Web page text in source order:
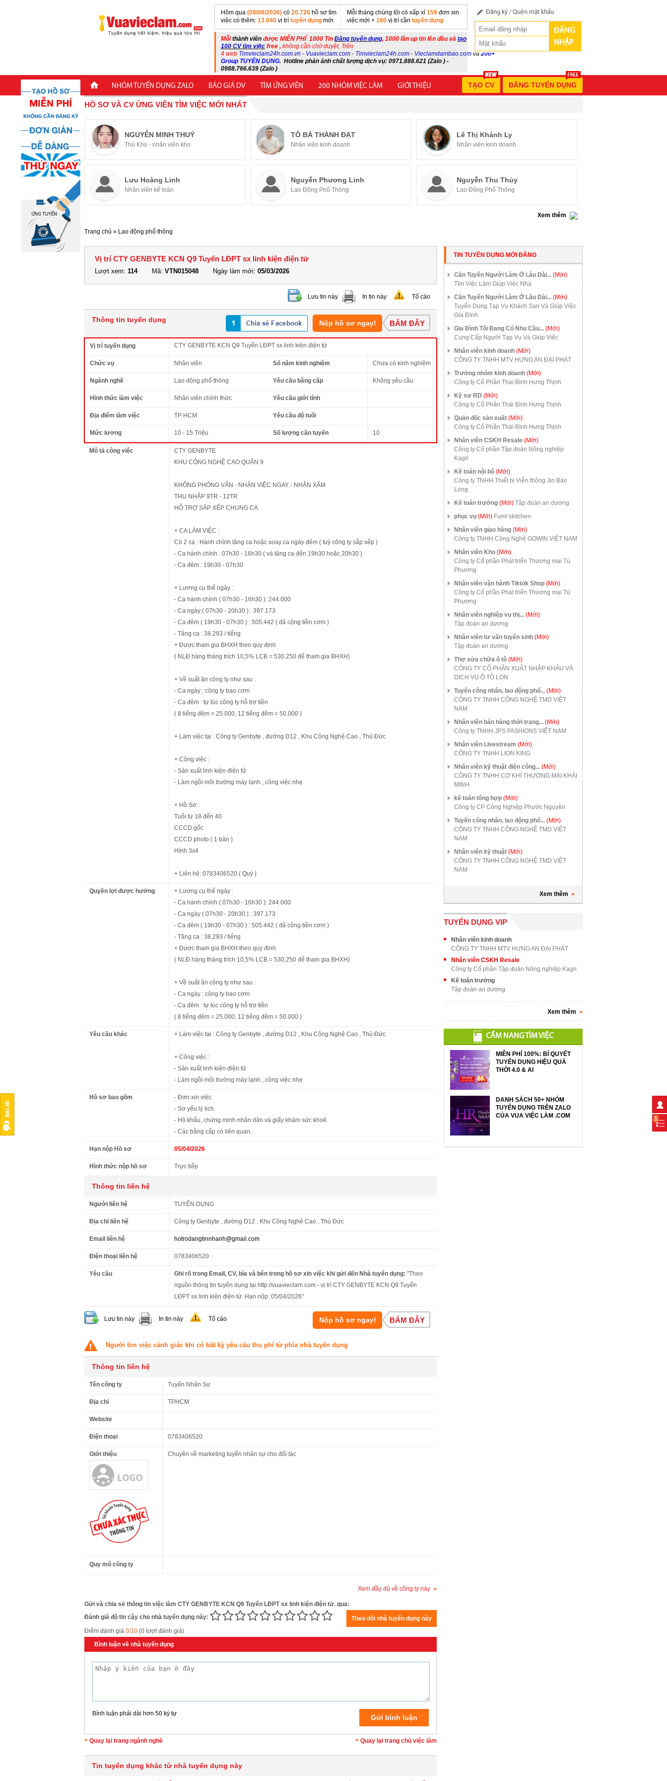
Hôm qua (08/08/2026) có 20.726 hồ sơ tìm
việc có thêm: 13.040 vị trí tuyển dụng mới
Mỗi tháng chúng tôi có xấp xỉ 159 đơn xin
việc mới + 100 vị trí cần tuyển dụng
Mỗithành viên được MIỄN PHÍ 1000 Tin Đăng tuyển dụng, 1000 lần up tin lên đầu và tạo
100 CV tìm việc free , không cần chờ duyệt, Trên
4 web Timvieclam24h.com.vn - Vuavieclam.com - Timvieclam24h.com - Vieclamdambao.com và 200+
Group TUYỂN DỤNG. Hotline phản ánh chất lượng dịch vụ: 0971.888.621 (Zalo ) -
0988.766.639 (Zalo )
Đăng ký /Quên mật khẩu
ĐĂNG
NHẬP
NHÓM TUYỂN DỤNG ZALO BÁO GIÁ DV TÌM ỨNG VIÊN 200 NHÓM VIỆC LÀM GIỚI THIỆU ĐĂNG TUYỂN DỤNG
TẠO CV
HỒ SƠ VÀ CV ỨNG VIÊN TÌM VIỆC MỚI NHẤT
NGUYỄN MINH THUÝ
Thủ Kho - nhân viên kho
TÔ BÁ THÀNH ĐẠT
Nhân viên kinh doanh
Lê Thị Khánh Ly
Nhân viên kinh doanh
Lưu Hoàng Linh
Nhân viên kế toán
Nguyễn Phương Linh
Lao Động Phổ Thông
Nguyễn Thu Thủy
Lao Động Phổ Thông
Xem thêm
Trang chủ » Lao động phổ thông
Vị trí CTY GENBYTE KCN Q9 Tuyển LĐPT sx linh kiện điện tử
Lượt xem: 114 Mã: VTN015048 Ngày làm mới: 05/03/2026
Lưu tin này In tin này Tố cáo
Thông tin tuyển dụng Nộp hồ sơ ngay! BẤM ĐÂY
Vị trí tuyển dụng CTY GENBYTE KCN Q9 Tuyển LĐPT sx linh kiện điện tử
Chức vụ Nhân viên Số năm kinh nghiệm Chưa có kinh nghiệm
Ngành nghề Lao động phổ thông Yêu cầu bằng cấp Không yêu cầu
Hình thức làm việc Nhân viên chính thức Yêu cầu giới tính
Địa điểm làm việc TP HCM Yêu cầu độ tuổi
Mức lương 10 - 15 Triệu Số lượng cần tuyển 10
Mô tả công việc
CTY GENBYTE
KHU CÔNG NGHỆ CAO QUẬN 9
KHÔNG PHỎNG VẤN - NHẬN VIỆC NGAY - NHẬN XĂM
THU NHẬP 9TR - 12TR
HỖ TRỢ SẮP XẾP CHUNG CA
+ CA LÀM VIỆC :
Có 2 ca : Hành chính tăng ca hoặc xoay ca ngày đêm ( tuỳ công ty sắp xếp )
- Ca hành chính : 07h30 - 16h30 ( và tăng ca đến 19h30 hoặc 20h30 )
- Ca đêm : 19h30 - 07h30
+ Lương cụ thể ngày :
- Ca hành chính ( 07h30 - 16h30 ): 244.000
- Ca ngày ( 07h30 - 20h30 ) : 397.173
- Ca đêm ( 19h30 - 07h30 ) : 505.442 ( đã cộng tiền cơm )
- Tăng ca : 38.293 / tiếng
+ Được tham gia BHXH theo quy định
( NLĐ hàng tháng trích 10,5% LCB = 530.250 để tham gia BHXH)
+ Về suất ăn công ty như sau :
- Ca ngày : công ty bao cơm
- Ca đêm : tự túc công ty hỗ trợ tiền
( 8 tiếng đêm = 25.000, 12 tiếng đêm = 50.000 )
+ Làm việc tại : Công ty Genbyte , đường D12 , Khu Công Nghệ Cao , Thủ Đức
+ Công việc :
- Sản xuất linh kiện điện tử
- Làm ngồi môi trường máy lạnh , công việc nhẹ
+ Hồ Sơ :
Tuổi từ 18 đến 40
CCCD gốc
CCCD photo ( 1 bản )
Hình 3x4
+ Liên hệ: 0783406520 ( Quý )
Quyền lợi được hưởng
+ Lương cụ thể ngày :
- Ca hành chính ( 07h30 - 16h30 ): 244.000
- Ca ngày ( 07h30 - 20h30 ) : 397.173
- Ca đêm ( 19h30 - 07h30 ) : 505.442 ( đã cộng tiền cơm )
- Tăng ca : 38.293 / tiếng
+ Được tham gia BHXH theo quy định
( NLĐ hàng tháng trích 10,5% LCB = 530.250 để tham gia BHXH)
+ Về suất ăn công ty như sau :
- Ca ngày : công ty bao cơm
- Ca đêm : tự túc công ty hỗ trợ tiền
( 8 tiếng đêm = 25.000, 12 tiếng đêm = 50.000 )
Yêu cầu khác + Làm việc tại : Công ty Genbyte , đường D12 , Khu Công Nghệ Cao , Thủ Đức
+ Công việc :
- Sản xuất linh kiện điện tử
- Làm ngồi môi trường máy lạnh , công việc nhẹ
Hồ sơ bao gồm
- Đơn xin việc.
- Sơ yếu lý lịch.
- Hộ khẩu, chứng minh nhân dân và giấy khám sức khoẻ.
- Các bằng cấp có liên quan.
Hạn nộp Hồ sơ 05/04/2026
Hình thức nộp hồ sơ Trực tiếp
Thông tin liên hệ
Người liên hệ TUYỂN DỤNG
Địa chỉ liên hệ Công ty Genbyte , đường D12 , Khu Công Nghệ Cao , Thủ Đức
Email liên hệ hotrodangtinnhanh@gmail.com
Điện thoại liên hệ 0783406520
Yêu cầu Ghi rõ trong Email, CV, bìa và bên trong hồ sơ xin việc khi gửi đến Nhà tuyển dụng: "Theo
nguồn thông tin tuyển dụng tại http://vuavieclam.com - vị trí CTY GENBYTE KCN Q9 Tuyển
LĐPT sx linh kiện điện tử. Hạn nộp: 05/04/2026"
Lưu tin này In tin này Tố cáo Nộp hồ sơ ngay! BẤM ĐÂY
Người tìm việc cảnh giác khi có bất kỳ yêu cầu thu phí từ phía nhà tuyển dụng
Thông tin liên hệ
Tên công ty Tuyển Nhân Sự
Địa chỉ TPHCM
Website
Điện thoại 0783406520
Giới thiệu Chuyên về marketing tuyển nhân sự cho đối tác
Quy mô công ty
Xem đầy đủ về công ty này
Gửi và chia sẻ thông tin việc làm CTY GENBYTE KCN Q9 Tuyển LĐPT sx linh kiện điện tử. qua:
Đánh giá độ tin cậy cho nhà tuyển dụng này:
Điểm đánh giá 0/10 (0 lượt đánh giá)
Bình luận về nhà tuyển dụng
Bình luận phải dài hơn 50 ký tự
Quay lại trang ngành nghề Quay lại trang chủ việc làm
Tin tuyển dụng khác từ nhà tuyển dụng này
TIN TUYỂN DỤNG MỚI ĐĂNG
Cần Tuyển Người Làm Ở Lâu Dài... (Mới)
Tìm Việc Làm Giúp Việc Nhà
Cần Tuyển Người Làm Ở Lâu Dài... (Mới)
Tuyển Dụng Tạp Vụ Khách Sạn Và Giúp Việc
Gia Đình
Gia Đình Tôi Đang Có Nhu Cầu... (Mới)
Cung Cấp Người Tạp Vụ Và Giúp Việc
Nhân viên kinh doanh (Mới)
CÔNG TY TNHH MTV HƯNG AN ĐẠI PHÁT
Trưởng nhóm kinh doanh (Mới)
Công ty Cổ Phần Thái Bình Hưng Thịnh
Kỹ sư RD (Mới)
Công ty Cổ Phần Thái Bình Hưng Thịnh
Quản đốc sản xuất (Mới)
Công ty Cổ Phần Thái Bình Hưng Thịnh
Nhân viên CSKH Resale (Mới)
Công ty Cổ phần Tập đoàn Nông nghiệp
Kagri
Kế toán nội bộ (Mới)
Công ty TNHH Thiết bị Viễn thông Jin Bảo
Long
Kế toán trưởng (Mới) Tập đoàn an dương
phục vụ (Mới) Fumi’skitchen
Nhân viên giao hàng (Mới)
Công ty TNHH Công Nghệ GOWIN VIỆT NAM
Nhân viên Kho (Mới)
Công ty Cổ phần Phát triển Thương mại Tú
Phương
Nhân viên vận hành Tiktok Shop (Mới)
Công ty Cổ phần Phát triển Thương mại Tú
Phương
Nhân viên nghiệp vụ thị... (Mới)
Tập đoàn an dương
Nhân viên tư vấn tuyển sinh (Mới)
Tập đoàn an dương
Thợ sửa chữa ô tô (Mới)
CÔNG TY CỔ PHẦN XUẤT NHẬP KHẨU VÀ
DỊCH VỤ Ô TÔ LON
Tuyển công nhân, lao động phổ... (Mới)
CÔNG TY TNHH CÔNG NGHỆ TMD VIỆT
NAM
Nhân viên bán hàng thời trang... (Mới)
Công ty TNHH JPS FASHIONS VIỆT NAM
Nhân viên Livestream (Mới)
CÔNG TY TNHH LION KING
Nhân viên kỹ thuật điện công... (Mới)
CÔNG TY TNHH CƠ KHÍ THƯƠNG MẠI KHẢI
MINH
kế toán tổng hợp (Mới)
Công ty CP Công Nghiệp Phước Nguyên
Tuyển công nhân, lao động phổ... (Mới)
CÔNG TY TNHH CÔNG NGHỆ TMD VIỆT
NAM
Nhân viên kỹ thuật (Mới)
CÔNG TY TNHH CÔNG NGHỆ TMD VIỆT
NAM
Xem thêm
TUYỂN DỤNG VIP
Nhân viên kinh doanh
CÔNG TY TNHH MTV HƯNG AN ĐẠI PHÁT
Nhân viên CSKH Resale
Công ty Cổ phần Tập đoàn Nông nghiệp Kagri
Kế toán trưởng
Tập đoàn an dương
Xem thêm
CẨM NANG TÌM VIỆC
MIỄN PHÍ 100%: BÍ QUYẾT
TUYỂN DỤNG HIỆU QUẢ
THỜI 4.0 & AI
DANH SÁCH 50+ NHÓM
TUYỂN DỤNG TRÊN ZALO
CỦA VUA VIỆC LÀM .COM
1